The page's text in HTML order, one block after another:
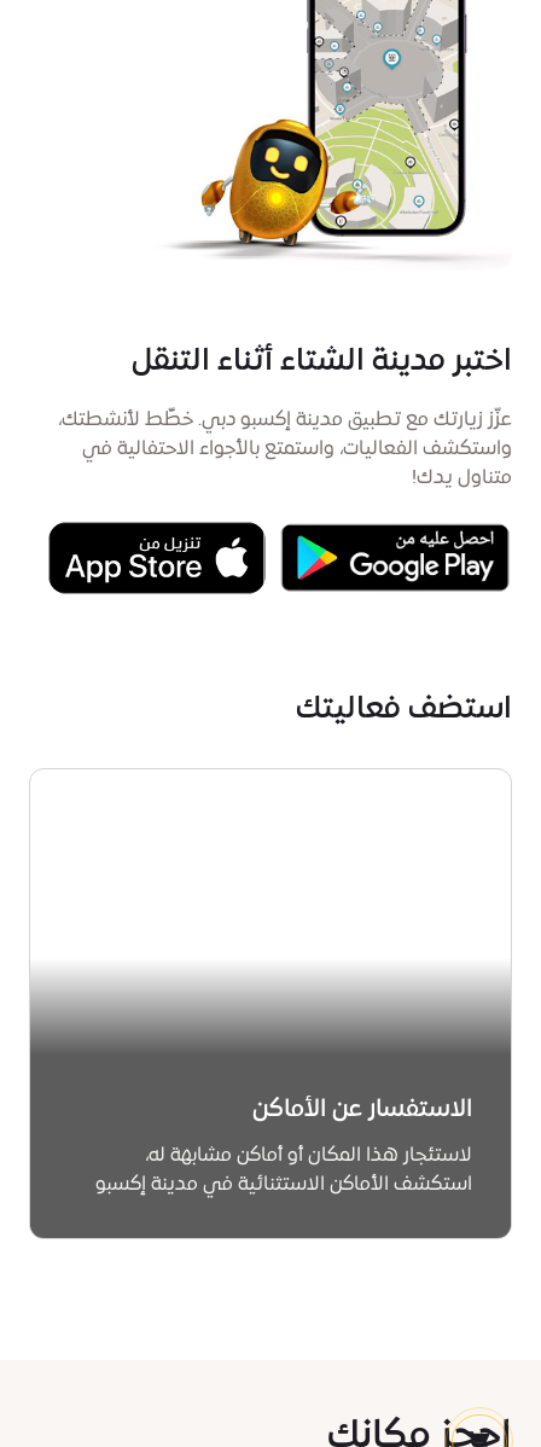
اختبر مدينة الشتاء أثناء التنقل
عزّز زيارتك مع تطبيق مدينة إكسبو دبي. خطِّط لأنشطتك،
واستكشف الفعاليات، واستمتع بالأجواء الاحتفالية في
متناول يدك!
استضف فعاليتك
الاستفسار عن الأماكن
لاستئجار هذا المكان أو أماكن مشابهة له،
استكشف الأماكن الاستثنائية في مدينة إكسبو
الاجتماعات والمساحات الخارجية، نحن نوفر مساحات